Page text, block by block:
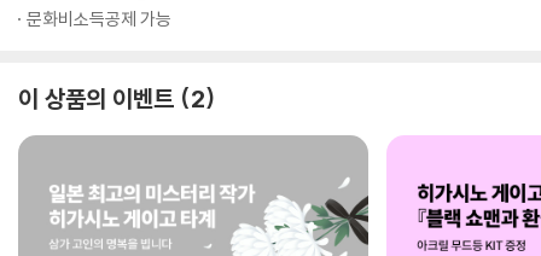
문화비소득공제 가능
이 상품의 이벤트 2